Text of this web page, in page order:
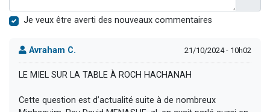
Je veux être averti des nouveaux commentaires
Avraham C. 21/10/2024 - 10h02
LE MIEL SUR LA TABLE À ROCH HACHANAH
Cette question est d’actualité suite à de nombreux